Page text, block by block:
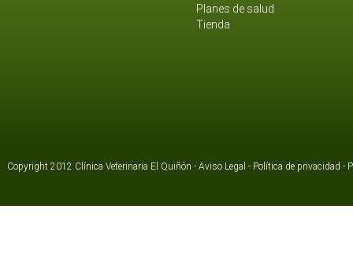
Planes de salud
Tienda
Copyright 2012 Clínica Veterinaria El Quiñón - Aviso Legal - Política de privacidad -